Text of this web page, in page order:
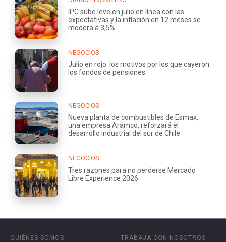
IPC sube leve en julio en línea con las
expectativas y la inflación en 12 meses se
modera a 3,5%
NEGOCIOS
Julio en rojo: los motivos por los que cayeron
los fondos de pensiones
NEGOCIOS
Nueva planta de combustibles de Esmax,
una empresa Aramco, reforzará el
desarrollo industrial del sur de Chile
NEGOCIOS
Tres razones para no perderse Mercado
Libre Experience 2026
QUIÉNES SOMOS
TRABAJA CON NOSOTROS